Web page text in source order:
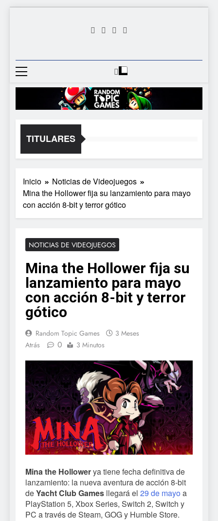
Random
Games
Videojuego Favorito
TITULARES
Inicio
Noticias de Videojuegos
Mina the Hollower fija su lanzamiento para mayo
con acción 8-bit y terror gótico
NOTICIAS DE VIDEOJUEGOS
Mina the Hollower fija su
lanzamiento para mayo
con acción 8-bit y terror
gótico
Random Topic Games
3 Meses
Atrás
0 3 Minutos
Mina the Hollowerya tiene fecha definitiva de
lanzamiento: la nueva aventura de acción 8-bit
deYacht Club Games llegará el 29 de mayo a
PlayStation 5, Xbox Series, Switch 2, Switch y
PC a través de Steam, GOG y Humble Store.